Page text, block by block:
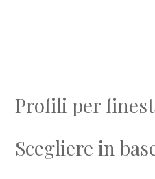
Profili per
Scegliere in